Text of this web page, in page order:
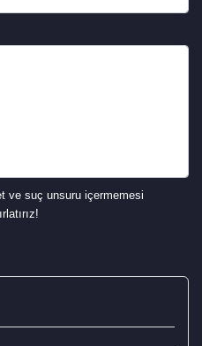
ve suç unsuru içermemesi